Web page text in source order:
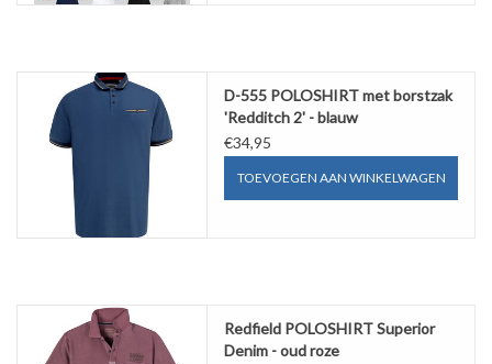
D-555 POLOSHIRT met borstzak
'Redditch 2' - blauw
€34,95
TOEVOEGEN AAN WINKELWAGEN
Redfield POLOSHIRT Superior
Denim - oud roze